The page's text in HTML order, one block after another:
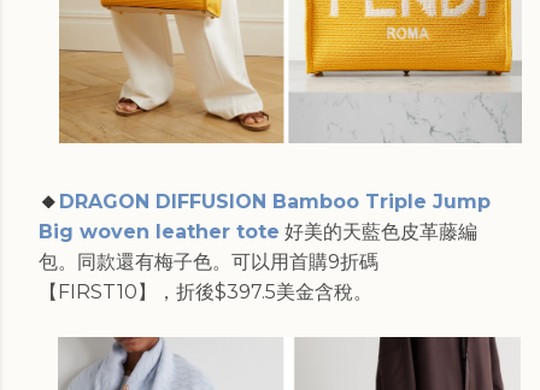
🔸 DRAGON DIFFUSION Bamboo Triple Jump
Big woven leather tote 好美的天藍色皮革藤編
包。同款還有梅子色。可以用首購9折碼
【FIRST10】，折後$397.5美金含稅。